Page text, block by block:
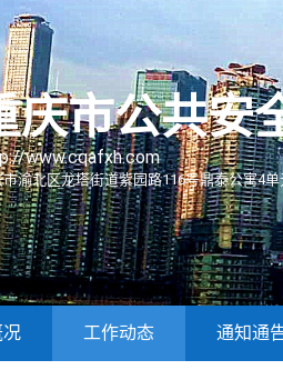
庆市公共安
www.cqafxh.com
市渝北区龙塔街道紫园路116号鼎泰公寓4单
工作动态 通知通